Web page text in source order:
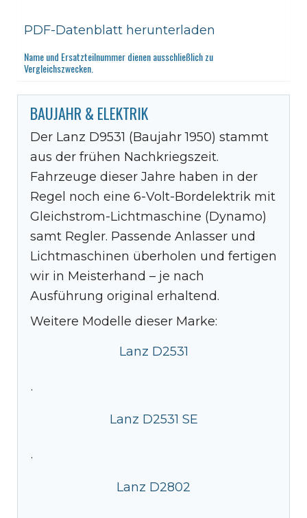
PDF-Datenblatt herunterladen
Name und Ersatzteilnummer dienen ausschließlich zu
Vergleichszwecken.
BAUJAHR & ELEKTRIK
Der Lanz D9531 (Baujahr 1950) stammt
aus der frühen Nachkriegszeit.
Fahrzeuge dieser Jahre haben in der
Regel noch eine 6-Volt-Bordelektrik mit
Gleichstrom-Lichtmaschine (Dynamo)
samt Regler. Passende Anlasser und
Lichtmaschinen überholen und fertigen
wir in Meisterhand – je nach
Ausführung original erhaltend.
Weitere Modelle dieser Marke:
Lanz D2531
·
Lanz D2531 SE
·
Lanz D2802